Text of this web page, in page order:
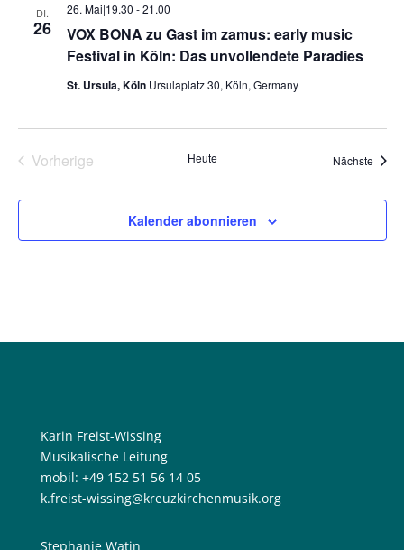
DI.
26
VOX BONA zu Gast im zamus: early music
Festival in Köln: Das unvollendete Paradies
26. Mai|19.30 -21.00
St. Ursula, Köln Ursulaplatz 30, Köln, Germany
Vorherige
Heute Nächste
Kalender abonnieren
Karin Freist-Wissing
Musikalische Leitung
mobil: +49 152 51 56 14 05
k.freist-wissing@kreuzkirchenmusik.org
Stephanie Watin